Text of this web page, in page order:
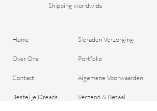
Shipping worldwide ​
Home
Over Ons
Contact
Bestel je Dreads
Sieraden Verzorging
Portfolio
Algemene Voorwaarden
Verzend & Betaal